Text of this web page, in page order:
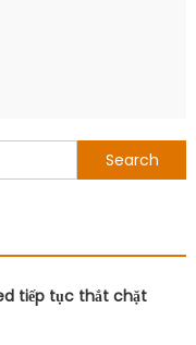
tiếp tục thắt chặt